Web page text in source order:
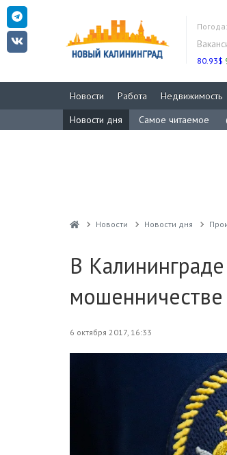
Погода:
80.93$
Новости Работа Недвижимость
Новости дня
Самое читаемое
Новости Новости дня
В
6 октября 2017, 16:33